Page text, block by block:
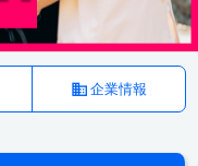
企業情報